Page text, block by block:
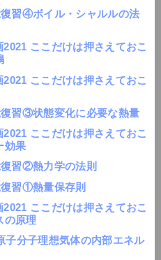
習④ボイル・シャルルの法
ここだけは押さえておこ
ここだけは押さえておこ
習③状態変化に必要な熱量
ここだけは押さえておこ
効果
習②熱力学の法則
習①熱量保存則
ここだけは押さえておこ
の原理
分子理想気体の内部エネル